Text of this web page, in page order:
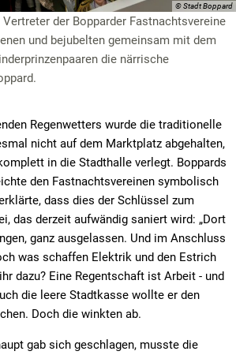
© Stadt Boppard
der Bopparder Fastnachtsvereine
und bejubelten gemeinsam mit dem
die närrische
Regenwetters wurde die traditionelle
nicht auf dem Marktplatz abgehalten,
in die Stadthalle verlegt. Boppards
den Fastnachtsvereinen symbolisch
dass dies der Schlüssel zum
das derzeit aufwändig saniert wird: „Dort
ganz ausgelassen. Und im Anschluss
was schaffen Elektrik und den Estrich
dazu? Eine Regentschaft ist Arbeit - und
die leere Stadtkasse wollte er den
Doch die winkten ab.
gab sich geschlagen, musste die